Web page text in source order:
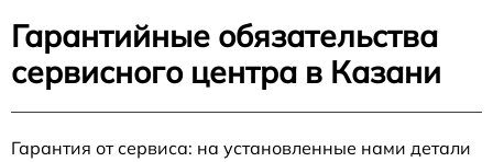
Гарантийные обязательства
сервисного центра в Казани
Гарантия от сервиса: на установленные нами детали